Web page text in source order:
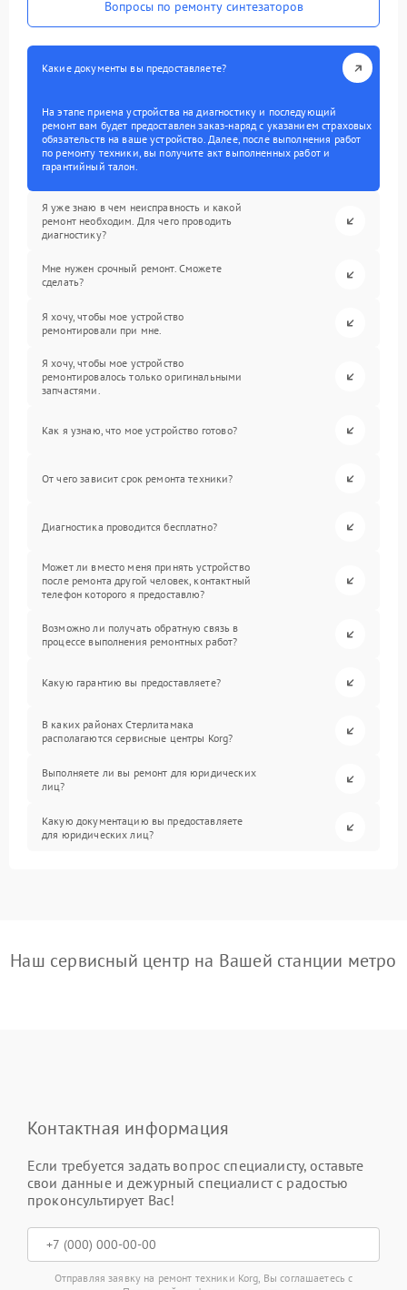
Вопросы по ремонту синтезаторов
Какие документы вы предоставляете?
На этапе приема устройства на диагностику и последующий
ремонт вам будет предоставлен заказ-наряд с указанием страховых
обязательств на ваше устройство. Далее, после выполнения работ
по ремонту техники, вы получите акт выполненных работ и
гарантийный талон.
Я уже знаю в чем неисправность и какой
ремонт необходим. Для чего проводить
диагностику?
Мне нужен срочный ремонт. Сможете
сделать?
Я хочу, чтобы мое устройство
ремонтировали при мне.
Я хочу, чтобы мое устройство
ремонтировалось только оригинальными
запчастями.
Как я узнаю, что мое устройство готово?
От чего зависит срок ремонта техники?
Диагностика проводится бесплатно?
Может ли вместо меня принять устройство
после ремонта другой человек, контактный
телефон которого я предоставлю?
Возможно ли получать обратную связь в
процессе выполнения ремонтных работ?
Какую гарантию вы предоставляете?
В каких районах Стерлитамака
располагаются сервисные центры Korg?
Выполняете ли вы ремонт для юридических
лиц?
Какую документацию вы предоставляете
для юридических лиц?
Наш сервисный центр на Вашей станции метро
Контактная информация
Если требуется задать вопрос специалисту, оставьте
свои данные и дежурный специалист с радостью
проконсультирует Вас!
Отправляя заявку на ремонт техники Korg, Вы соглашаетесь с